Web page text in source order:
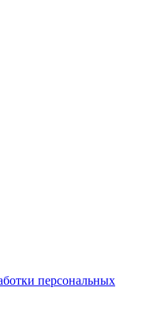
персональных